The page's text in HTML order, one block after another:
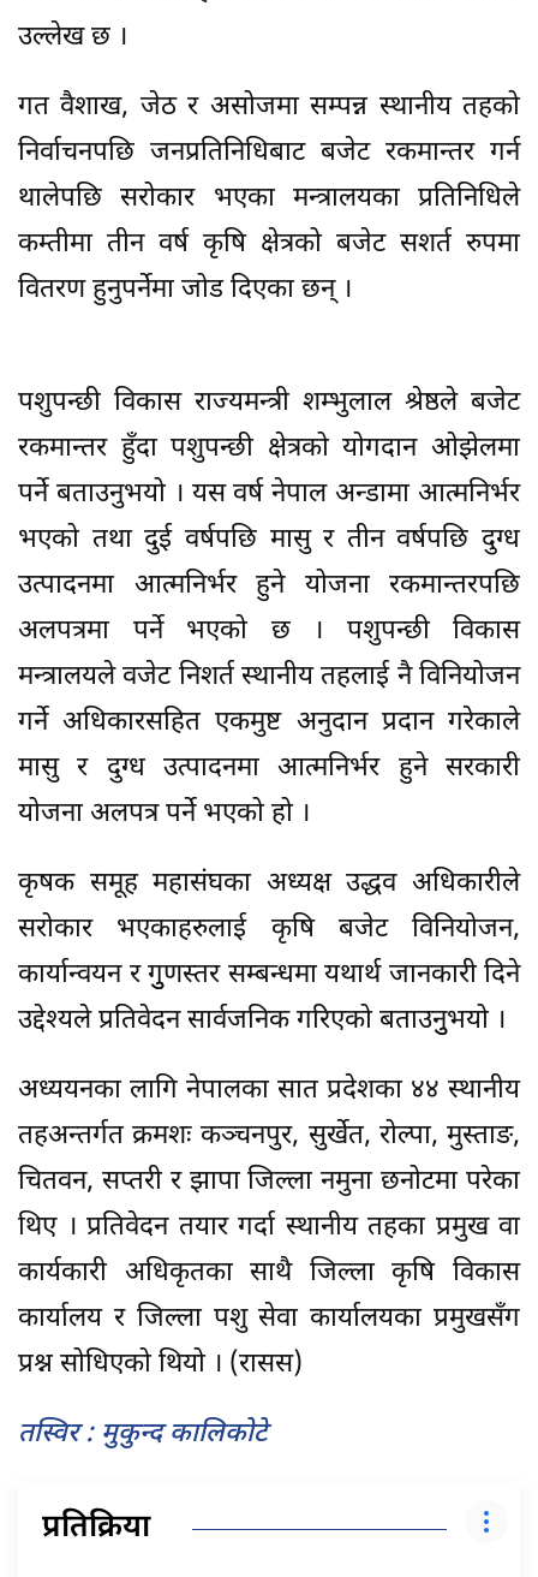
उल्लेख छ ।
गत वैशाख, जेठ र असोजमा सम्पन्न स्थानीय तहको
निर्वाचनपछि जनप्रतिनिधिबाट बजेट रकमान्तर गर्न
थालेपछि सरोकार भएका मन्त्रालयका प्रतिनिधिले
कम्तीमा तीन वर्ष कृषि क्षेत्रको बजेट सशर्त रुपमा
वितरण हुनुपर्नेमा जोड दिएका छन् ।
पशुपन्छी विकास राज्यमन्त्री शम्भुलाल श्रेष्ठले बजेट
रकमान्तर हुँदा पशुपन्छी क्षेत्रको योगदान ओझेलमा
पर्ने बताउनुभयो । यस वर्ष नेपाल अन्डामा आत्मनिर्भर
भएको तथा दुई वर्षपछि मासु र तीन वर्षपछि दुग्ध
उत्पादनमा आत्मनिर्भर हुने योजना रकमान्तरपछि
अलपत्रमा पर्ने भएको छ । पशुपन्छी विकास
मन्त्रालयले वजेट निशर्त स्थानीय तहलाई नै विनियोजन
गर्ने अधिकारसहित एकमुष्ट अनुदान प्रदान गरेकाले
मासु र दुग्ध उत्पादनमा आत्मनिर्भर हुने सरकारी
योजना अलपत्र पर्ने भएको हो ।
कृषक समूह महासंघका अध्यक्ष उद्धव अधिकारीले
सरोकार भएकाहरुलाई कृषि बजेट विनियोजन,
कार्यान्वयन र गुुणस्तर सम्बन्धमा यथार्थ जानकारी दिने
उद्देश्यले प्रतिवेदन सार्वजनिक गरिएको बताउनुुभयो ।
अध्ययनका लागि नेपालका सात प्रदेशका ४४ स्थानीय
तहअन्तर्गत क्रमशः कञ्चनपुर, सुर्खेत, रोल्पा, मुस्ताङ,
चितवन, सप्तरी र झापा जिल्ला नमुना छनोटमा परेका
थिए । प्रतिवेदन तयार गर्दा स्थानीय तहका प्रमुख वा
कार्यकारी अधिकृतका साथै जिल्ला कृषि विकास
कार्यालय र जिल्ला पशु सेवा कार्यालयका प्रमुखसँग
प्रश्न सोधिएको थियो । (रासस)
तस्विर : मुकुन्द कालिकोटे
प्रतिक्रिया